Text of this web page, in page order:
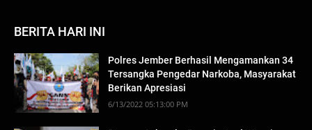
BERITA HARI INI
Polres Jember Berhasil Mengamankan 34
Tersangka Pengedar Narkoba, Masyarakat
Berikan Apresiasi
6/13/2022 05:13:00 PM